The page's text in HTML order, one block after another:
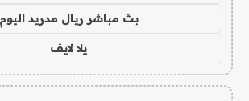
بث مباشر ريال مدريد اليوم
يلا لايف